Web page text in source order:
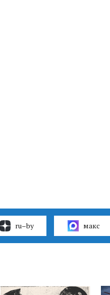
ru–by макс